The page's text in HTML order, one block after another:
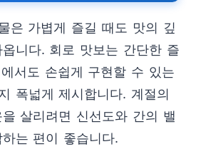
은 가볍게 즐길 때도 맛의 깊
니다. 회로 맛보는 간단한 즐
서도 손쉽게 구현할 수 있는
폭넓게 제시합니다. 계절의
살리려면 신선도와 간의 밸
는 편이 좋습니다.